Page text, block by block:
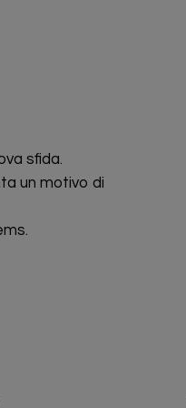
sfida.
un motivo di